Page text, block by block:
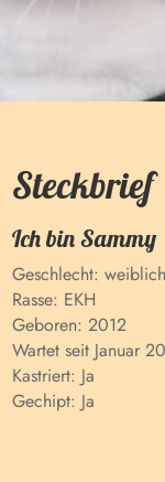
Steckbrief
Ich binSammy
Geschlecht:weiblich
Rasse: EKH
Geboren:2012
Wartet seit Januar
Kastriert: Ja
Gechipt: Ja